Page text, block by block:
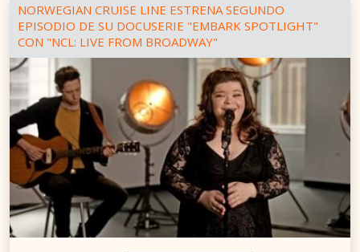
NORWEGIAN CRUISE LINE ESTRENA SEGUNDO
EPISODIO DE SU DOCUSERIE "EMBARK SPOTLIGHT"
CON "NCL: LIVE FROM BROADWAY"